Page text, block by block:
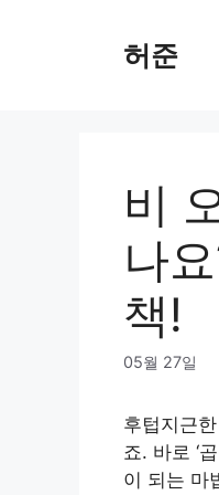
허준
비
나
책!
05월 27일
후텁지근
죠. 바로 ‘
이 되는 마